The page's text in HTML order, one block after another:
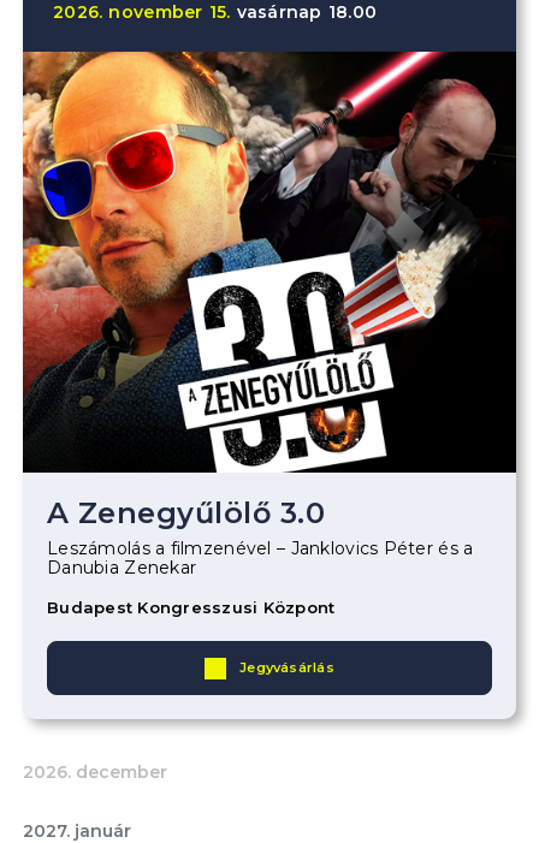
2026. november 15. vasárnap 18.00
A Zenegyűlölő 3.0
Leszámolás a filmzenével – Janklovics Péter és a
Danubia Zenekar
Budapest Kongresszusi Központ
Jegyvásárlás
2026. december
2027. január